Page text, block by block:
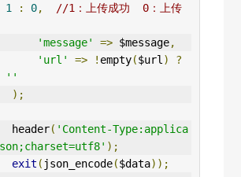
1 : 0,
//1：上传成功  0：上传
'message'
=> $message,
'url'
=> ! empty($url )
?
''
);
        header
( 'Content-Type:applica
);
exit ( json_encode($data));